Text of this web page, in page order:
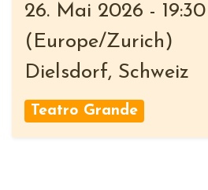
26. Mai 2026 - 19:30
( Europe/Zurich )
Dielsdorf, Schweiz
Teatro Grande